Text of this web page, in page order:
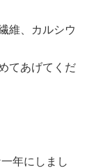
維、カルシウ
てあげてくだ
年にしまし